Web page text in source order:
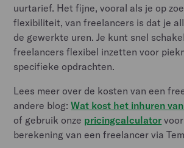
uurtarief. Het fijne, vooral als je op
flexibiliteit, van freelancers is dat je
de gewerkte uren. Je kunt snel
freelancers flexibel inzetten voor
specifieke opdrachten.
Lees meer over de kosten van een
andere blog:Wat kost het inhuren
of gebruik onze pricingcalculator
berekening van een freelancer via